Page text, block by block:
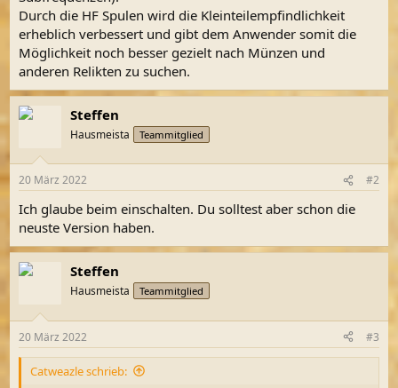
Durch die HF Spulen wird die Kleinteilempfindlichkeit
erheblich verbessert und gibt dem Anwender somit die
Möglichkeit noch besser gezielt nach Münzen und
anderen Relikten zu suchen.
Steffen
Hausmeista Teammitglied
20 März 2022 #2
Ich glaube beim einschalten. Du solltest aber schon die
neuste Version haben.
Steffen
Hausmeista Teammitglied
20 März 2022 #3
Catweazle schrieb: